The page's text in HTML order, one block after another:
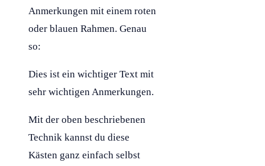
Anmerkungen mit einem roten
oder blauen Rahmen. Genau
so:
Dies ist ein wichtiger Text mit
sehr wichtigen Anmerkungen.
Mit der oben beschriebenen
Technik kannst du diese
Kästen ganz einfach selbst